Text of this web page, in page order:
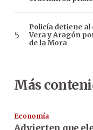
Policía detiene
Vera y Aragón
de la Mora
Más
Economía